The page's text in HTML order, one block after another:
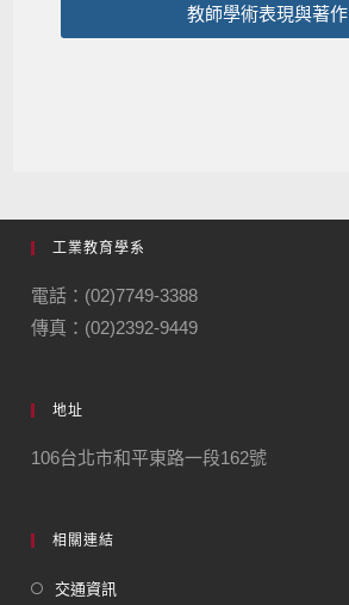
教師學術表現與著作
工業教育學系
電話：(02)7749-3388
傳真：(02)2392-9449
地址
106台北市和平東路一段162號
相關連結
交通資訊